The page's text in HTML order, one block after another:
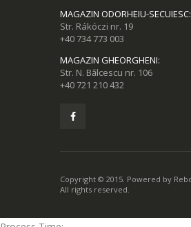
MAGAZIN ODORHEIU-SECUIESC:
Str. Rákóczi nr. 19
+40 734 773 003
MAGAZIN GHEORGHENI:
Str. N. Bălcescu nr. 106
+40 721 210 432
Copyright © 2015. Powered by
All rights reserved.